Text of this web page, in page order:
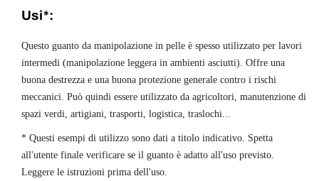
Usi*:
Questo guanto da manipolazione in pelle è spesso utilizzato per lavori
intermedi (manipolazione leggera in ambienti asciutti). Offre una
buona destrezza e una buona protezione generale contro i rischi
meccanici. Può quindi essere utilizzato da agricoltori, manutenzione di
spazi verdi, artigiani, trasporti, logistica, traslochi...
* Questi esempi di utilizzo sono dati a titolo indicativo. Spetta
all'utente finale verificare se il guanto è adatto all'uso previsto.
Leggere le istruzioni prima dell'uso.